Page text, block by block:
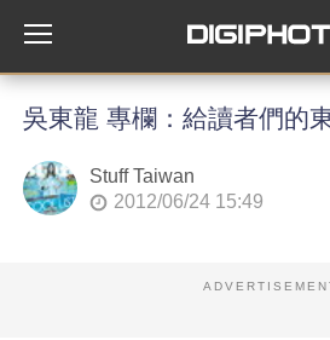
吳東龍 專欄：給讀者們的
Stuff Taiwan
2012/06/24 15:49